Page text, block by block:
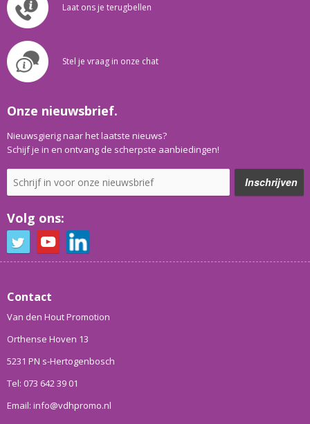
Laat ons je terugbellen
Stel je vraag in onze chat
Onze nieuwsbrief.
Nieuwsgierig naar het laatste nieuws?
Schijf je in en ontvang de scherpste aanbiedingen!
Volg ons:
Contact
Van den Hout Promotion
Orthense Hoven 13
5231 PN s-Hertogenbosch
Tel: 073 642 39 01
Email: info@vdhpromo.nl